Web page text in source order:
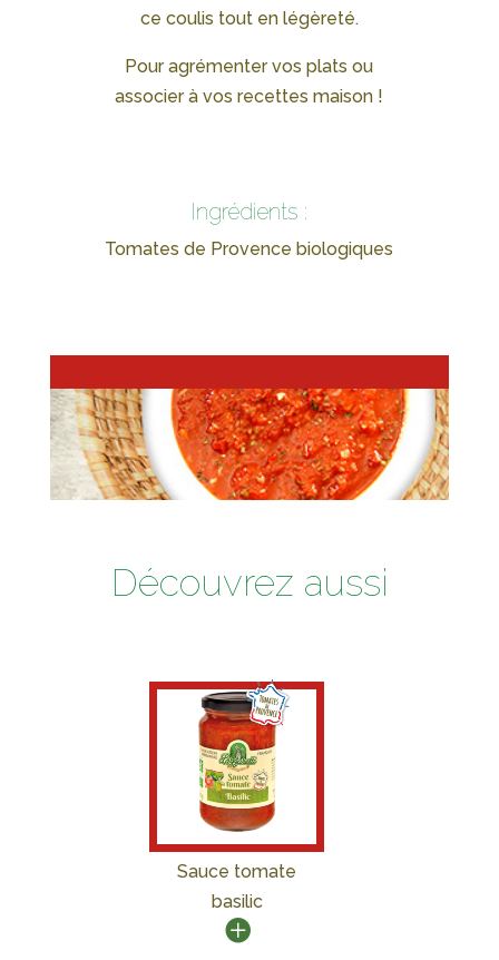
ce coulis tout en légèreté.
Pour agrémenter vos plats ou
associer à vos recettes maison !
Ingrédients :
Tomates de Provence biologiques
Découvrez aussi
Sauce tomate
basilic